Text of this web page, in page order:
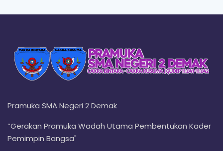
Pramuka SMA Negeri 2 Demak
”Gerakan Pramuka Wadah Utama Pembentukan Kader
Pemimpin Bangsa"